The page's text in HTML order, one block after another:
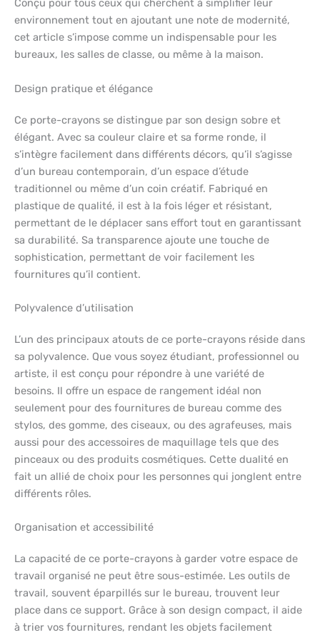
Conçu pour tous ceux qui cherchent à simplifier leur
environnement tout en ajoutant une note de modernité,
cet article s’impose comme un indispensable pour les
bureaux, les salles de classe, ou même à la maison.
Design pratique et élégance
Ce porte-crayons se distingue par son design sobre et
élégant. Avec sa couleur claire et sa forme ronde, il
s’intègre facilement dans différents décors, qu’il s’agisse
d’un bureau contemporain, d’un espace d’étude
traditionnel ou même d’un coin créatif. Fabriqué en
plastique de qualité, il est à la fois léger et résistant,
permettant de le déplacer sans effort tout en garantissant
sa durabilité. Sa transparence ajoute une touche de
sophistication, permettant de voir facilement les
fournitures qu’il contient.
Polyvalence d’utilisation
L’un des principaux atouts de ce porte-crayons réside dans
sa polyvalence. Que vous soyez étudiant, professionnel ou
artiste, il est conçu pour répondre à une variété de
besoins. Il offre un espace de rangement idéal non
seulement pour des fournitures de bureau comme des
stylos, des gomme, des ciseaux, ou des agrafeuses, mais
aussi pour des accessoires de maquillage tels que des
pinceaux ou des produits cosmétiques. Cette dualité en
fait un allié de choix pour les personnes qui jonglent entre
différents rôles.
Organisation et accessibilité
La capacité de ce porte-crayons à garder votre espace de
travail organisé ne peut être sous-estimée. Les outils de
travail, souvent éparpillés sur le bureau, trouvent leur
place dans ce support. Grâce à son design compact, il aide
à trier vos fournitures, rendant les objets facilement